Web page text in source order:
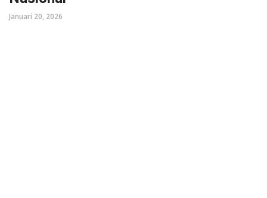
Januari 20, 2026